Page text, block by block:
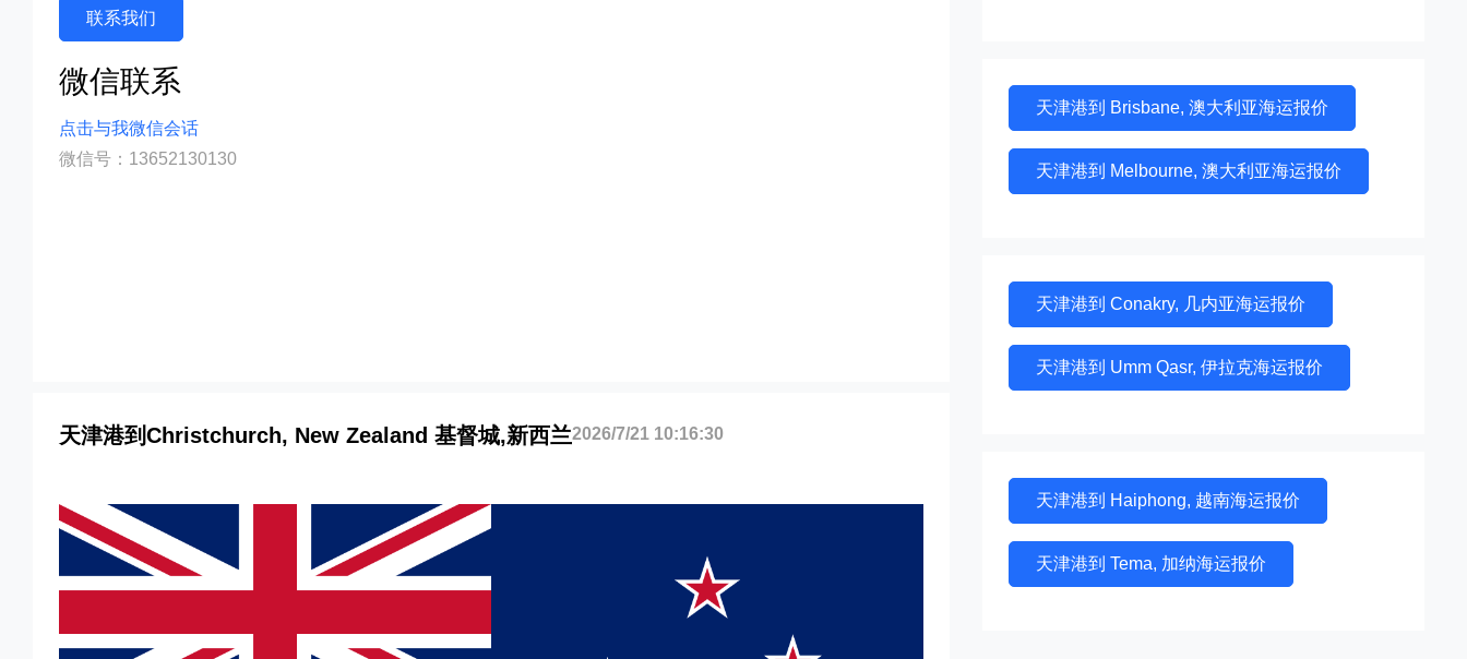
联系我们
微信联系
点击与我微信会话
微信号：13652130130
天津港到Christchurch, New Zealand 基督城,新西兰2026/7/21 10:16:30
天津港到 Brisbane, 澳大利亚海运报价
天津港到 Melbourne, 澳大利亚海运报价
天津港到 Conakry, 几内亚海运报价
天津港到 Umm Qasr, 伊拉克海运报价
天津港到 Haiphong, 越南海运报价
天津港到 Tema, 加纳海运报价